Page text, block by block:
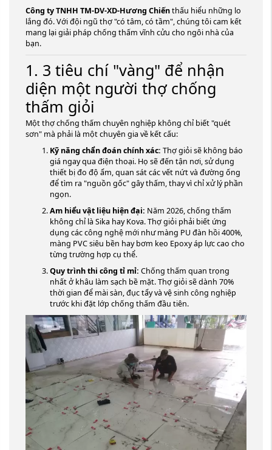
Công ty TNHH TM-DV-XD-Hương Chiếnthấu hiểu những lo
lắng đó. Với đội ngũ thợ "có tâm, có tầm", chúng tôi cam kết
mang lại giải pháp chống thấm vĩnh cửu cho ngôi nhà của
bạn.
1. 3 tiêu chí "vàng" để nhận
diện một người thợ chống
thấm giỏi
Một thợ chống thấm chuyên nghiệp không chỉ biết "quét
sơn" mà phải là một chuyên gia về kết cấu:
Kỹ năng chẩn đoán chính xác: Thợ giỏi sẽ không báo
giá ngay qua điện thoại. Họ sẽ đến tận nơi, sử dụng
thiết bị đo độ ẩm, quan sát các vết nứt và đường ống
để tìm ra "nguồn gốc" gây thấm, thay vì chỉ xử lý phần
ngọn.
Am hiểu vật liệu hiện đại: Năm 2026, chống thấm
không chỉ là Sika hay Kova. Thợ giỏi phải biết ứng
dụng các công nghệ mới như màng PU đàn hồi 400%,
màng PVC siêu bền hay bơm keo Epoxy áp lực cao cho
từng trường hợp cụ thể.
Quy trình thi công tỉ mỉ: Chống thấm quan trọng
nhất ở khâu làm sạch bề mặt. Thợ giỏi sẽ dành 70%
thời gian để mài sàn, đục tẩy và vệ sinh công nghiệp
trước khi đặt lớp chống thấm đầu tiên.